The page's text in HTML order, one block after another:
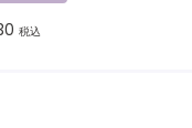
税込